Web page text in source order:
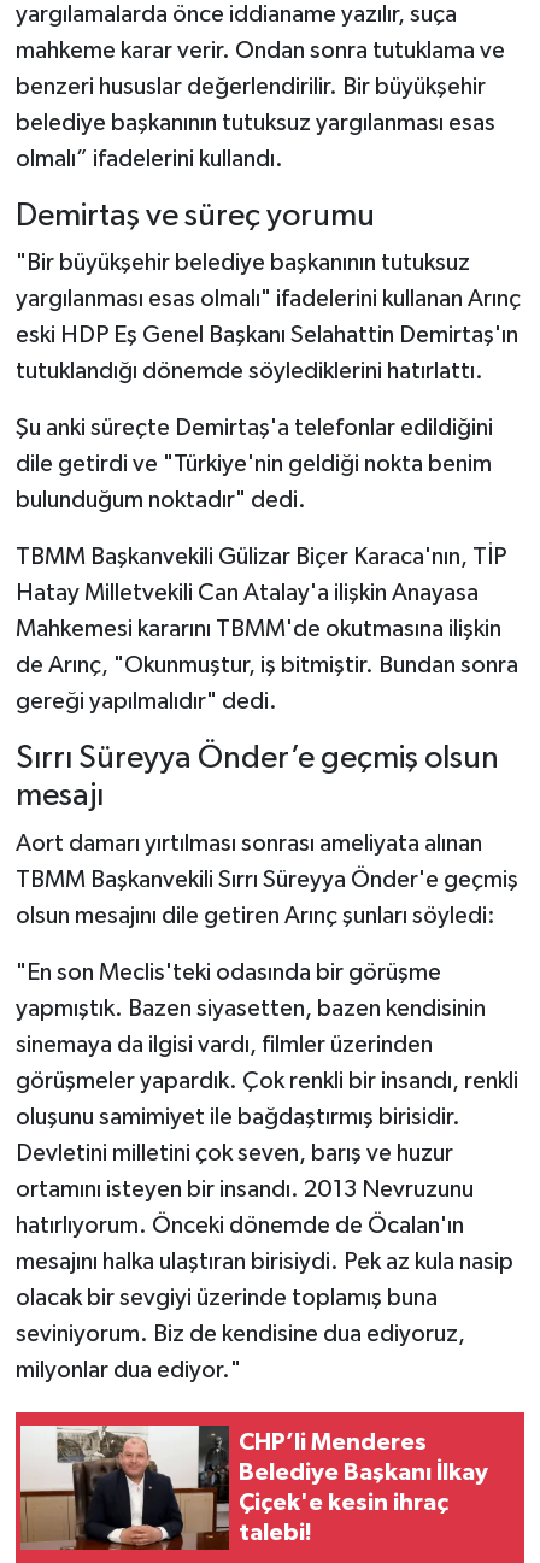
yargılamalarda önce iddianame yazılır, suça
mahkeme karar verir. Ondan sonra tutuklama ve
benzeri hususlar değerlendirilir. Bir büyükşehir
belediye başkanının tutuksuz yargılanması esas
olmalı” ifadelerini kullandı.
Demirtaş ve süreç yorumu
"Bir büyükşehir belediye başkanının tutuksuz
yargılanması esas olmalı" ifadelerini kullanan Arınç
eski HDP Eş Genel Başkanı Selahattin Demirtaş'ın
tutuklandığı dönemde söylediklerini hatırlattı.
Şu anki süreçte Demirtaş'a telefonlar edildiğini
dile getirdi ve "Türkiye'nin geldiği nokta benim
bulunduğum noktadır" dedi.
TBMM Başkanvekili Gülizar Biçer Karaca'nın, TİP
Hatay Milletvekili Can Atalay'a ilişkin Anayasa
Mahkemesi kararını TBMM'de okutmasına ilişkin
de Arınç, "Okunmuştur, iş bitmiştir. Bundan sonra
gereği yapılmalıdır" dedi.
Sırrı Süreyya Önder’e geçmiş olsun
mesajı
Aort damarı yırtılması sonrası ameliyata alınan
TBMM Başkanvekili Sırrı Süreyya Önder'e geçmiş
olsun mesajını dile getiren Arınç şunları söyledi:
"En son Meclis'teki odasında bir görüşme
yapmıştık. Bazen siyasetten, bazen kendisinin
sinemaya da ilgisi vardı, filmler üzerinden
görüşmeler yapardık. Çok renkli bir insandı, renkli
oluşunu samimiyet ile bağdaştırmış birisidir.
Devletini milletini çok seven, barış ve huzur
ortamını isteyen bir insandı. 2013 Nevruzunu
hatırlıyorum. Önceki dönemde de Öcalan'ın
mesajını halka ulaştıran birisiydi. Pek az kula nasip
olacak bir sevgiyi üzerinde toplamış buna
seviniyorum. Biz de kendisine dua ediyoruz,
milyonlar dua ediyor."
CHP’li Menderes
Belediye Başkanı İlkay
Çiçek'e kesin ihraç
talebi!